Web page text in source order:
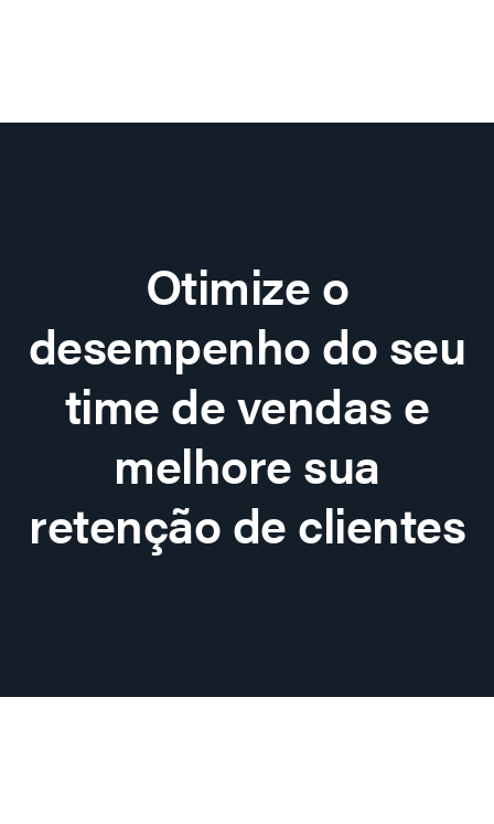
Otimize o
desempenho do seu
time de vendas e
melhore sua
retenção de clientes